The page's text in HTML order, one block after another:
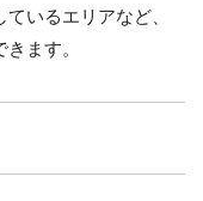
いるエリアなど、
ます。